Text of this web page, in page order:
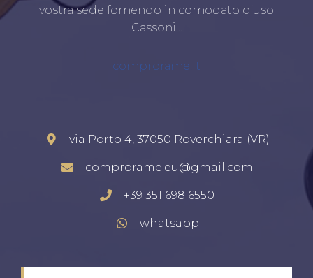
vostra sede fornendo in comodato d’uso
Cassoni…
comprorame.it
via Porto 4, 37050 Roverchiara (VR)
comprorame.eu@gmail.com
+39 351 698 6550
whatsapp